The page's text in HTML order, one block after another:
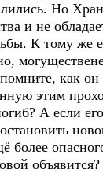
Но
и не
К тому же
как он
этим
А если
более